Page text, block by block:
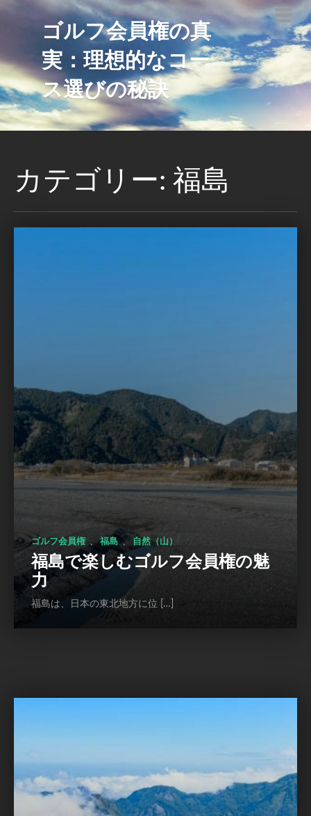
ゴルフ会員権の真
実：理想的なコー
ス選びの秘訣
カテゴリー: 福島
ゴルフ会員権 、福島 、 自然（山）
福島で楽しむゴルフ会員権の魅
力
福島は、日本の東北地方に位 […]